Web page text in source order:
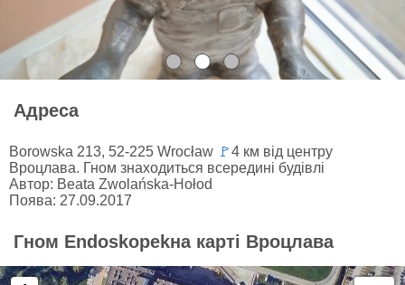
Адреса
Borowska 213, 52-225 Wrocław 🚩4 км від центру
Вроцлава. Гном знаходиться всередині будівлі
Автор: Beata Zwolańska-Hołod
Поява: 27.09.2017
Гном Endoskopekна карті Вроцлава